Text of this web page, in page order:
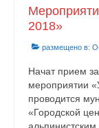
2018»
размещено в:
Начат прием
мероприятии
проводится
«Городской